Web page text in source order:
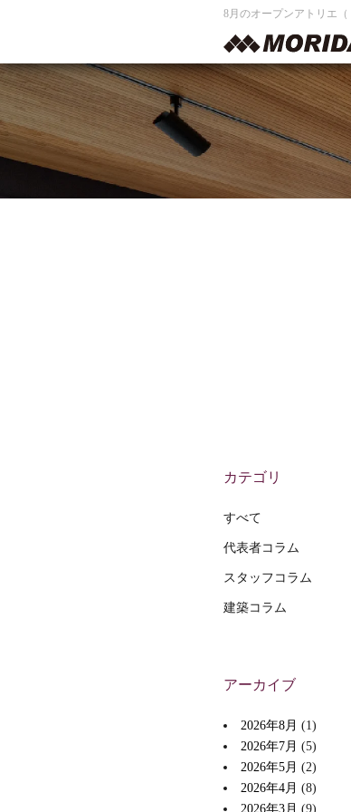
8月のオープンアトリエ（
カテゴリ
すべて
代表者コラム
スタッフコラム
建築コラム
アーカイブ
2026年8月 (1)
2026年7月 (5)
2026年5月 (2)
2026年4月 (8)
2026年3月 (9)